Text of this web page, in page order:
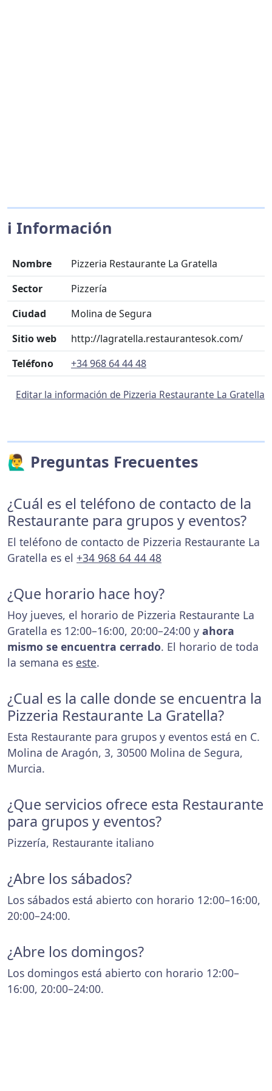
ℹ️ Información
Nombre
Pizzeria Restaurante La Gratella
Sector
Pizzería
Ciudad
Molina de Segura
Sitio web
http://lagratella.restaurantesok.com/
Teléfono
+34 968 64 44 48
Editar la información de Pizzeria Restaurante La Gratella
🙋‍♂️ Preguntas Frecuentes
¿Cuál es el teléfono de contacto de la
Restaurante para grupos y eventos?
El teléfono de contacto de Pizzeria Restaurante La
Gratella es el +34 968 64 44 48
¿Que horario hace hoy?
Hoy jueves, el horario de Pizzeria Restaurante La
Gratella es 12:00–16:00, 20:00–24:00 y ahora
mismo se encuentra cerrado. El horario de toda
la semana es este.
¿Cual es la calle donde se encuentra la
Pizzeria Restaurante La Gratella?
Esta Restaurante para grupos y eventos está en C.
Molina de Aragón, 3, 30500 Molina de Segura,
Murcia.
¿Que servicios ofrece esta Restaurante
para grupos y eventos?
Pizzería, Restaurante italiano
¿Abre los sábados?
Los sábados está abierto con horario 12:00–16:00,
20:00–24:00.
¿Abre los domingos?
Los domingos está abierto con horario 12:00–
16:00, 20:00–24:00.